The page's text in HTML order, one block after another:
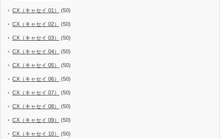
CX（キャセイ 01） (50)
CX（キャセイ 02） (50)
CX（キャセイ 03） (50)
CX（キャセイ 04） (50)
CX（キャセイ 05） (50)
CX（キャセイ 06） (50)
CX（キャセイ 07） (50)
CX（キャセイ 08） (50)
CX（キャセイ 09） (50)
CX（キャセイ 10） (50)